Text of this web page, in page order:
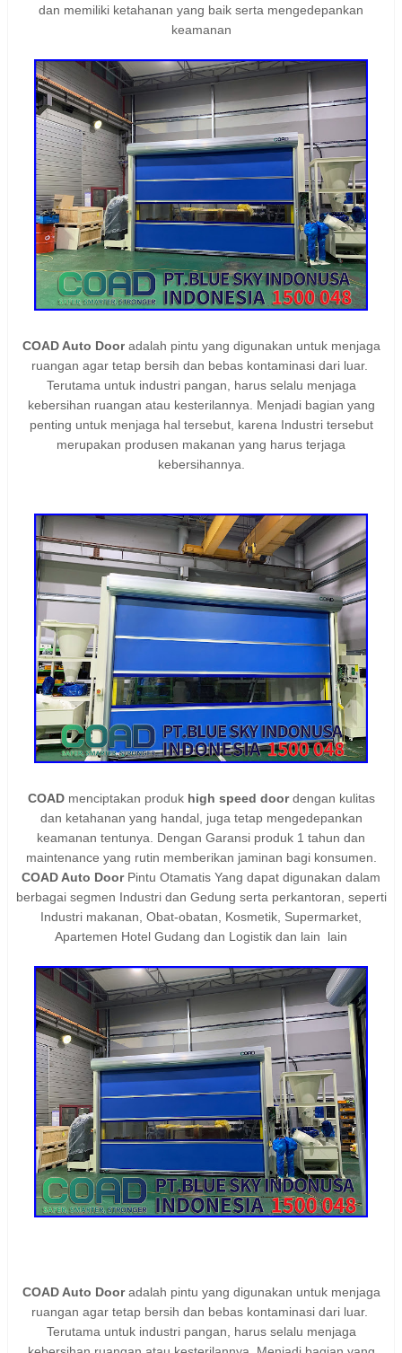
dan memiliki ketahanan yang baik serta mengedepankan
keamanan
COAD Auto Dooradalah pintu yang digunakan untuk menjaga
ruangan agar tetap bersih dan bebas kontaminasi dari luar.
Terutama untuk industri pangan, harus selalu menjaga
kebersihan ruangan atau kesterilannya. Menjadi bagian yang
penting untuk menjaga hal tersebut, karena Industri tersebut
merupakan produsen makanan yang harus terjaga
kebersihannya.
COADmenciptakan produk high speed doordengan kulitas
dan ketahanan yang handal, juga tetap mengedepankan
keamanan tentunya. Dengan Garansi produk 1 tahun dan
maintenance yang rutin memberikan jaminan bagi konsumen.
COAD Auto DoorPintu Otamatis Yang dapat digunakan dalam
berbagai segmen Industri dan Gedung serta perkantoran, seperti
Industri makanan, Obat-obatan, Kosmetik, Supermarket,
Apartemen Hotel Gudang dan Logistik dan lain lain
COAD Auto Dooradalah pintu yang digunakan untuk menjaga
ruangan agar tetap bersih dan bebas kontaminasi dari luar.
Terutama untuk industri pangan, harus selalu menjaga